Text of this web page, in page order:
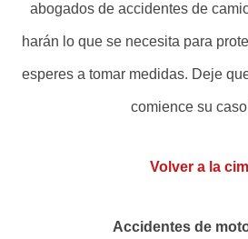
abogados de accidentes de
harán lo que se necesita para
esperes a tomar medidas. Deje
comience su
Volver a la
Accidentes de